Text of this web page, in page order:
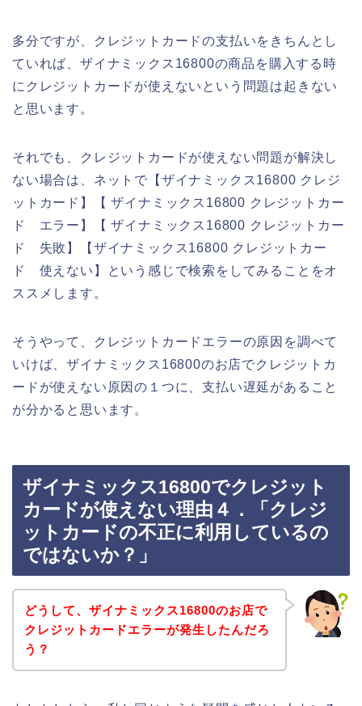
多分ですが、クレジットカードの支払いをきちんとし
ていれば、ザイナミックス16800の商品を購入する時
にクレジットカードが使えないという問題は起きない
と思います。
それでも、クレジットカードが使えない問題が解決し
ない場合は、ネットで【ザイナミックス16800 クレジ
ットカード】【 ザイナミックス16800 クレジットカー
ド エラー】【 ザイナミックス16800 クレジットカー
ド 失敗】【ザイナミックス16800 クレジットカー
ド 使えない】という感じで検索をしてみることをオ
ススメします。
そうやって、クレジットカードエラーの原因を調べて
いけば、ザイナミックス16800のお店でクレジットカ
ードが使えない原因の１つに、支払い遅延があること
が分かると思います。
ザイナミックス16800でクレジット
カードが使えない理由４．「クレジ
ットカードの不正に利用しているの
ではないか？」
どうして、ザイナミックス16800のお店で
クレジットカードエラーが発生したんだろ
う？